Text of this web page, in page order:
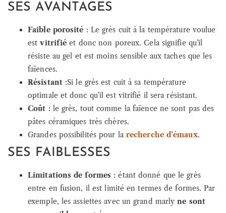
SES AVANTAGES
Faible porosité : Le grès cuit à la température voulue
estvitrifiéet donc non poreux. Cela signifie qu’il
résiste au gel et est moins sensible aux taches que les
faïences.
Résistant :Si le grès est cuit à sa température
optimale et donc qu’il est vitrifié il sera résistant.
Coût : le grès, tout comme la faïence ne sont pas des
pâtes céramiques très chères.
Grandes possibilités pour la recherche d’émaux.
SES FAIBLESSES
Limitations de formes : étant donné que le grès
entre en fusion, il est limité en termes de formes. Par
exemple, les assiettes avec un grand marlyne sont